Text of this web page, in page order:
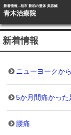
新着情報 - 柏市 新柏の整体 美容鍼
青木治療院
新着情報
ニューヨークか
5か月間痛かった
腰痛
24時間ネット